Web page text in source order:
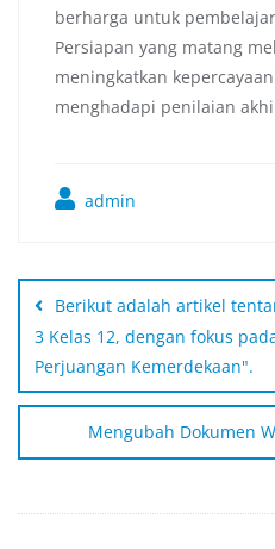
berharga untuk
Persiapan yang matang
meningkatkan
menghadapi penilaian
admin
Berikut adalah artikel
3 Kelas 12, dengan fokus
Perjuangan Kemerdekaan".
Mengubah Dokumen